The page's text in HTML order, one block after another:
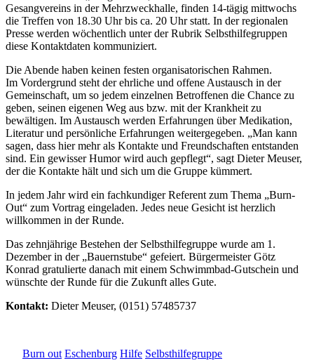
Gesangvereins in der Mehrzweckhalle, finden 14-tägig mittwochs
die Treffen von 18.30 Uhr bis ca. 20 Uhr statt. In der regionalen
Presse werden wöchentlich unter der Rubrik Selbsthilfegruppen
diese Kontaktdaten kommuniziert.
Die Abende haben keinen festen organisatorischen Rahmen.
Im Vordergrund steht der ehrliche und offene Austausch in der
Gemeinschaft, um so jedem einzelnen Betroffenen die Chance zu
geben, seinen eigenen Weg aus bzw. mit der Krankheit zu
bewältigen. Im Austausch werden Erfahrungen über Medikation,
Literatur und persönliche Erfahrungen weitergegeben. „Man kann
sagen, dass hier mehr als Kontakte und Freundschaften entstanden
sind. Ein gewisser Humor wird auch gepflegt“, sagt Dieter Meuser,
der die Kontakte hält und sich um die Gruppe kümmert.
In jedem Jahr wird ein fachkundiger Referent zum Thema „Burn-
Out“ zum Vortrag eingeladen. Jedes neue Gesicht ist herzlich
willkommen in der Runde.
Das zehnjährige Bestehen der Selbsthilfegruppe wurde am 1.
Dezember in der „Bauernstube“ gefeiert. Bürgermeister Götz
Konrad gratulierte danach mit einem Schwimmbad-Gutschein und
wünschte der Runde für die Zukunft alles Gute.
Kontakt: Dieter Meuser, (0151) 57485737
Burn out Eschenburg Hilfe Selbsthilfegruppe